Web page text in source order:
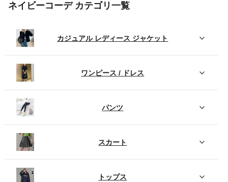
ネイビーコーデ カテゴリ一覧
カジュアル レディース ジャケット
ワンピース / ドレス
パンツ
スカート
トップス